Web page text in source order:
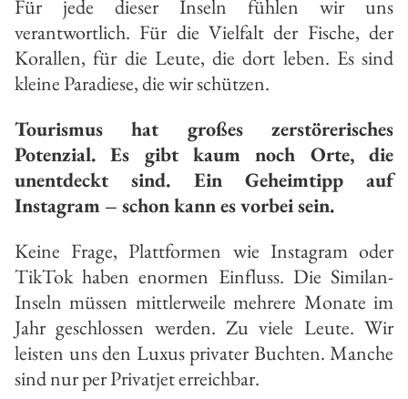
Für jede dieser Inseln fühlen wir uns
verantwortlich. Für die Vielfalt der Fische, der
Korallen, für die Leute, die dort leben. Es sind
kleine Paradiese, die wir schützen.
Tourismus hat großes zerstörerisches
Potenzial. Es gibt kaum noch Orte, die
unentdeckt sind. Ein Geheimtipp auf
Instagram – schon kann es vorbei sein.
Keine Frage, Plattformen wie Instagram oder
TikTok haben enormen Einfluss. Die Similan-
Inseln müssen mittlerweile mehrere Monate im
Jahr geschlossen werden. Zu viele Leute. Wir
leisten uns den Luxus privater Buchten. Manche
sind nur per Privatjet erreichbar.